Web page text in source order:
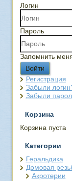
Логин
Пароль
Запомнить
Войти
Регистрация
Забыли
Забыли
Корзина
Корзина пуста
Категории
Геральдика
Домовая
Акротерии